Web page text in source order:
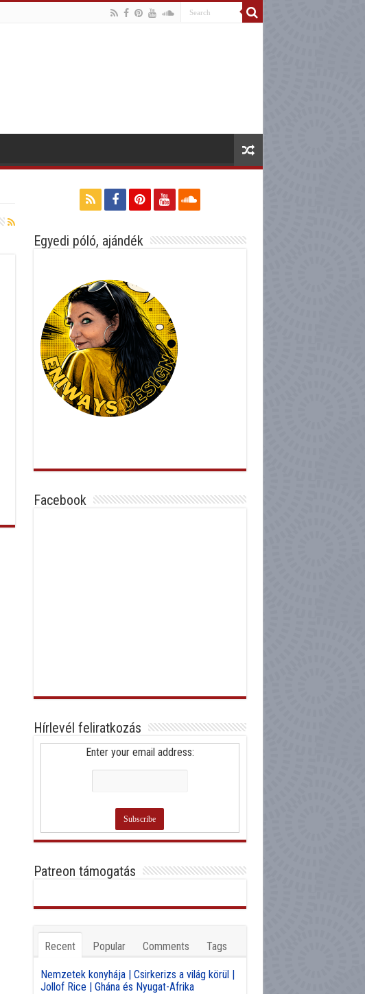
Egyedi póló, ajándék
Facebook
Hírlevél feliratkozás
Enter your email address:
Patreon támogatás
Recent Popular Comments Tags
Nemzetek konyhája | Csirkerizs a világ körül |
Jollof Rice | Ghána és Nyugat-Afrika